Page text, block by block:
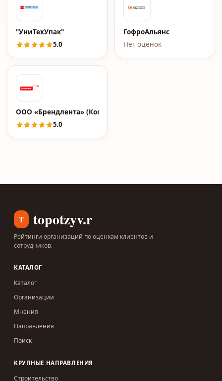
"УниТехУпак"
5.0
ГофроАльянс
Нет оценок
ООО «Брендлента» (Кокшетау)
5.0
T topotzyv.ru
Рейтинги организаций по оценкам клиентов и
сотрудников.
КАТАЛОГ
Каталог
Организации
Мнения
Направления
Поиск
КРУПНЫЕ НАПРАВЛЕНИЯ
Строительство